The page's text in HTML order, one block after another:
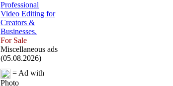
Professional
Video Editing for
Creators &
Businesses.
For Sale
Miscellaneous ads
(05.08.2026)
= Ad with
Photo